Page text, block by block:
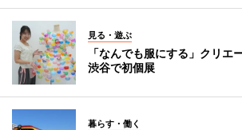
見る・遊ぶ
「なんでも服にする」クリエ
渋谷で初個展
暮らす・働く